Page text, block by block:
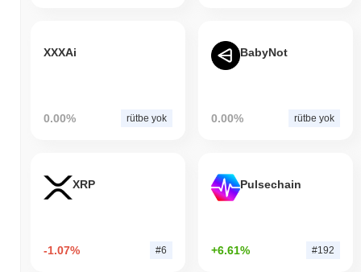
XXXAi
0.00% rütbe yok
BabyNot
0.00% rütbe yok
XRP
-1.07% #6
Pulsechain
+6.61% #192